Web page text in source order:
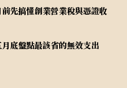
先搞懂創業營業稅與憑證收
底盤點最該省的無效支出